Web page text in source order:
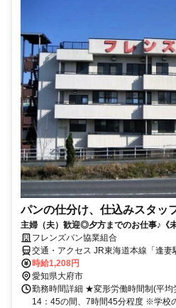
パンの仕分け、仕込みスタッ
主婦（夫）歓迎◎夕方までのお仕事♪《
フレンズパン協業組合
交通・アクセス JR東海道本線「逢妻
時給1,208円
愛知県大府市
勤務時間詳細 ★変形労働時間制(平均
14：45の間、7時間45分程度 ※学校